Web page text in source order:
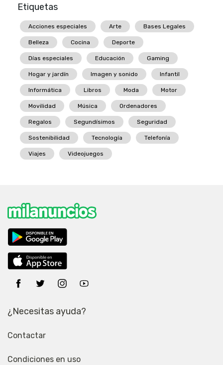
Etiquetas
Acciones especiales Arte Bases Legales
Belleza Cocina Deporte
Días especiales Educación Gaming
Hogar y jardín Imagen y sonido Infantil
Informática Libros Moda Motor
Movilidad Música Ordenadores
Regalos Segundísimos Seguridad
Sostenibilidad Tecnología Telefonía
Viajes Videojuegos
¿Necesitas ayuda?
Contactar
Condiciones en uso